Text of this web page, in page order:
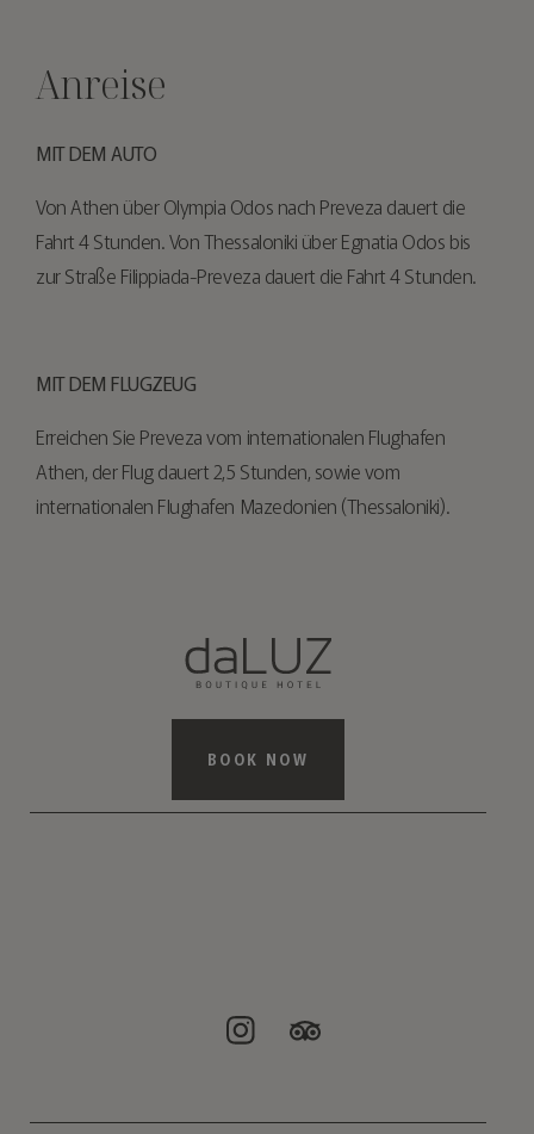
Anreise
MIT DEM AUTO
Von Athen über Olympia Odos nach Preveza dauert die
Fahrt 4 Stunden. Von Thessaloniki über Egnatia Odos bis
zur Straße Filippiada-Preveza dauert die Fahrt 4 Stunden.
MIT DEM FLUGZEUG
Erreichen Sie Preveza vom internationalen Flughafen
Athen, der Flug dauert 2,5 Stunden, sowie vom
internationalen Flughafen Mazedonien (Thessaloniki).
BOOK NOW